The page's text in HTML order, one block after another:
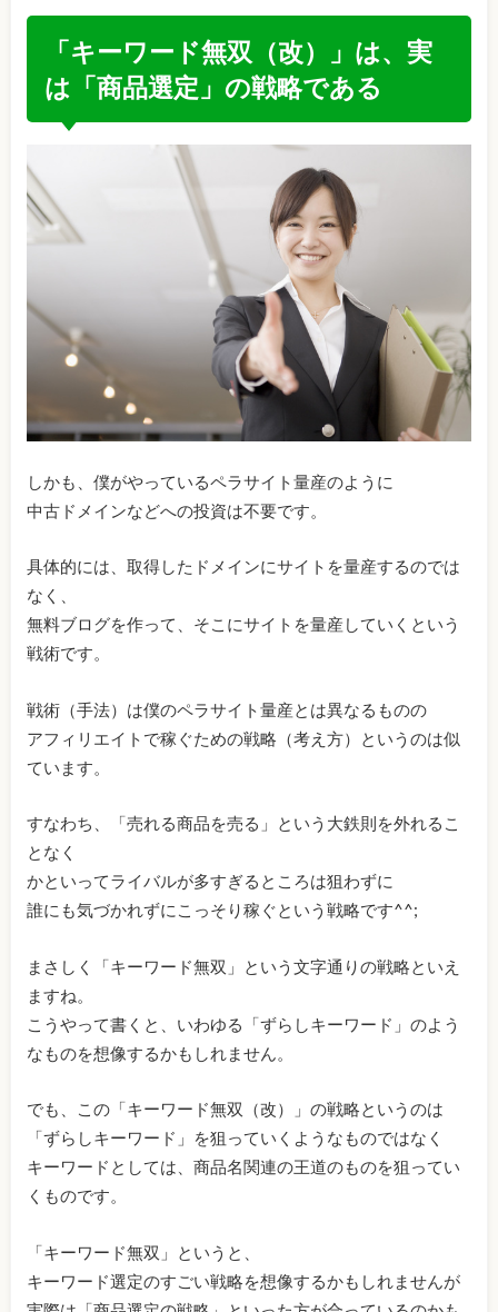
「キーワード無双（改）」は、実
は「商品選定」の戦略である
しかも、僕がやっているペラサイト量産のように
中古ドメインなどへの投資は不要です。
具体的には、取得したドメインにサイトを量産するのでは
なく、
無料ブログを作って、そこにサイトを量産していくという
戦術です。
戦術（手法）は僕のペラサイト量産とは異なるものの
アフィリエイトで稼ぐための戦略（考え方）というのは似
ています。
すなわち、「売れる商品を売る」という大鉄則を外れるこ
となく
かといってライバルが多すぎるところは狙わずに
誰にも気づかれずにこっそり稼ぐという戦略です^^;
まさしく「キーワード無双」という文字通りの戦略といえ
ますね。
こうやって書くと、いわゆる「ずらしキーワード」のよう
なものを想像するかもしれません。
でも、この「キーワード無双（改）」の戦略というのは
「ずらしキーワード」を狙っていくようなものではなく
キーワードとしては、商品名関連の王道のものを狙ってい
くものです。
「キーワード無双」というと、
キーワード選定のすごい戦略を想像するかもしれませんが